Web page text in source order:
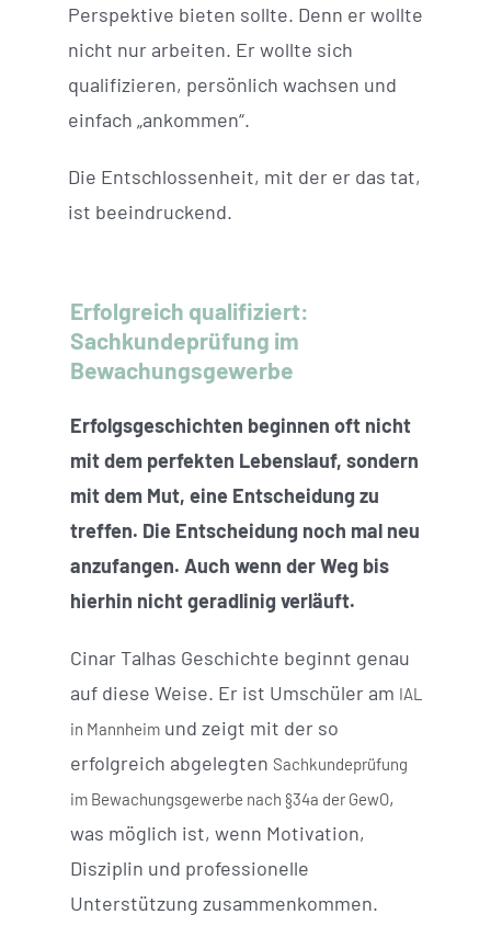
Erfolgreich qualifiziert:
Sachkundeprüfung im
Bewachungsgewerbe
Erfolgsgeschichten beginnen oft nicht
mit dem perfekten Lebenslauf, sondern
mit dem Mut, eine Entscheidung zu
treffen. Die Entscheidung noch mal neu
anzufangen. Auch wenn der Weg bis
hierhin nicht geradlinig verläuft.
Cinar Talhas Geschichte beginnt genau
auf diese Weise. Er ist Umschüler am IAL
in Mannheimund zeigt mit der so
erfolgreich abgelegten Sachkundeprüfung
im Bewachungsgewerbe nach §34a der GewO,
was möglich ist, wenn Motivation,
Disziplin und professionelle
Unterstützung zusammenkommen.
Perspektive bieten sollte. Denn er wollte
nicht nur arbeiten. Er wollte sich
qualifizieren, persönlich wachsen und
einfach „ankommen“.
Die Entschlossenheit, mit der er das tat,
ist beeindruckend.